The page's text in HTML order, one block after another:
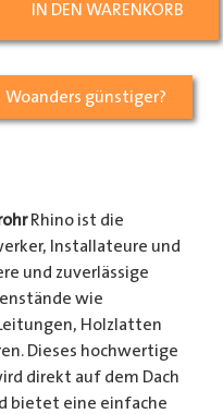
IN DEN WARENKORB
Woanders günstiger?
Rhino ist die
Installateure und
und zuverlässige
wie
Holzlatten
Dieses hochwertige
direkt auf dem Dach
bietet eine einfache